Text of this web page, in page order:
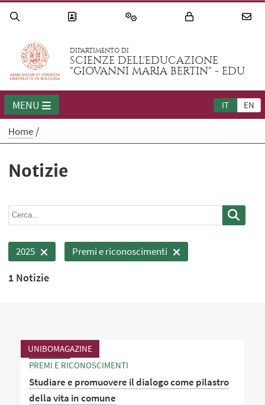
DIPARTIMENTO DI
SCIENZE DELL'EDUCAZIONE
"GIOVANNI MARIA BERTIN" - EDU
IT EN
MENU
Home
Notizie
2025 Premi e riconoscimenti
1 Notizie
UNIBOMAGAZINE
PREMI E RICONOSCIMENTI
Studiare e promuovere il dialogo come pilastro
della vita in comune